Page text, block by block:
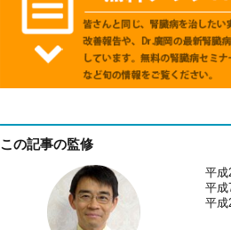
この記事の監修
平
平
平